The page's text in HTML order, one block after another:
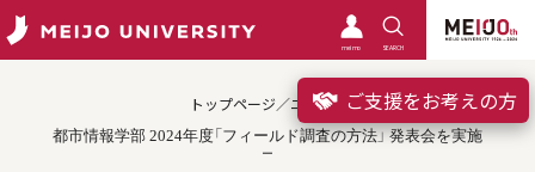
meimo SEARCH
ご支援をお考えの方
トップページ／ニュース
都市情報学部 2024年度「フィールド調査の方法」 発表会を実施